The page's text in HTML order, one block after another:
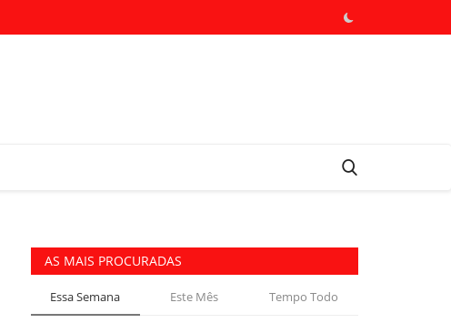
AS MAIS PROCURADAS
Essa Semana Este Mês Tempo Todo